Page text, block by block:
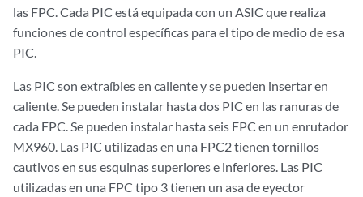
las FPC. Cada PIC está equipada con un ASIC que realiza
funciones de control específicas para el tipo de medio de esa
PIC.
Las PIC son extraíbles en caliente y se pueden insertar en
caliente. Se pueden instalar hasta dos PIC en las ranuras de
cada FPC. Se pueden instalar hasta seis FPC en un enrutador
MX960. Las PIC utilizadas en una FPC2 tienen tornillos
cautivos en sus esquinas superiores e inferiores. Las PIC
utilizadas en una FPC tipo 3 tienen un asa de eyector